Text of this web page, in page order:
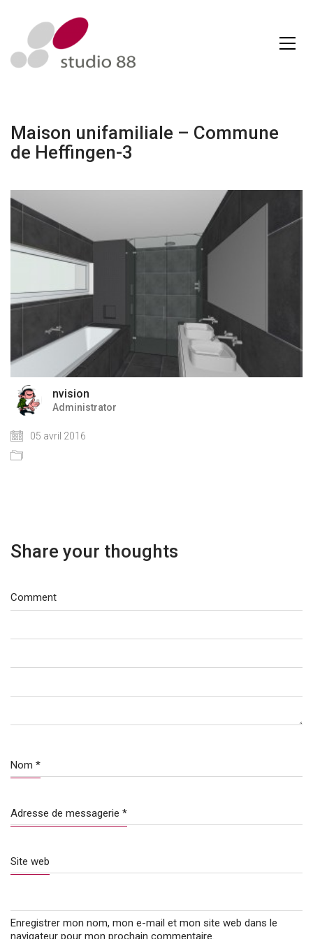
Maison unifamiliale – Commune
de Heffingen-3
nvision
Administrator
05 avril 2016
Share your thoughts
Comment
Nom *
Adresse de messagerie *
Site web
Enregistrer mon nom, mon e-mail et mon site web dans le